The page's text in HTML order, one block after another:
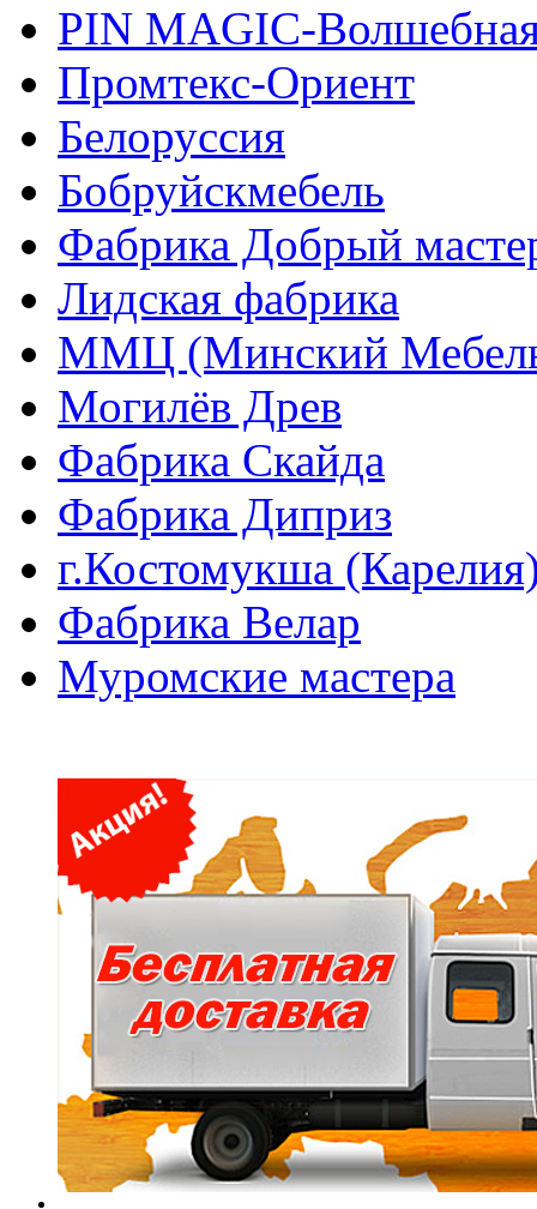
PIN MAGIС-
Промтекс-Ориент
Белоруссия
Бобруйскмебель
Фабрика Добрый
Лидская фабрика
ММЦ (Минский
Могилёв Древ
Фабрика Скайда
Фабрика Диприз
г.Костомукша
Фабрика Велар
Муромские мастера